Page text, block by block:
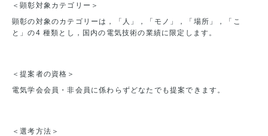
＜顕彰対象カテゴリー＞
顕彰の対象のカテゴリーは，「人」，「モノ」，「場所」，「こ
と」の4 種類とし，国内の電気技術の業績に限定します。
＜提案者の資格＞
電気学会会員・非会員に係わらずどなたでも提案できます。
＜選考方法＞